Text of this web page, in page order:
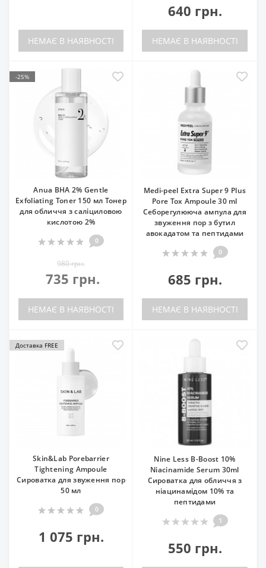
НЕМАЄ В НАЯВНОСТІ
640 грн.
НЕМАЄ В НАЯВНОСТІ
-25%
Anua BHA 2% Gentle
Exfoliating Toner 150 мл Тонер
для обличчя з саліциловою
кислотою 2%
0
980 грн.
735 грн.
НЕМАЄ В НАЯВНОСТІ
Medi-peel Extra Super 9 Plus
Pore Tox Ampoule 30 ml
Себорегулююча ампула для
звуження пор з бутил
авокадатом та пептидами
0
685 грн.
НЕМАЄ В НАЯВНОСТІ
Доставка FREE
Skin&Lab Porebarrier
Tightening Ampoule
Сироватка для звуження пор
50 мл
0
1 075 грн.
Nine Less B-Boost 10%
Niacinamide Serum 30ml
Сироватка для обличчя з
ніацинамідом 10% та
пептидами
1
550 грн.